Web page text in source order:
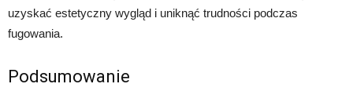
uzyskać estetyczny wygląd i uniknąć trudności podczas
fugowania.
Podsumowanie